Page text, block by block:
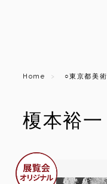
Home ○東京都美
榎本裕一